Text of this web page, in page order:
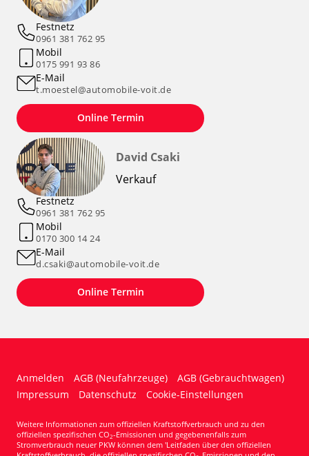
Festnetz
0961 381 762 95
Mobil
0175 991 93 86
E-Mail
t.moestel@automobile-voit.de
Online Termin
David Csaki
Verkauf
Festnetz
0961 381 762 95
Mobil
0170 300 14 24
E-Mail
d.csaki@automobile-voit.de
Online Termin
Anmelden AGB (Neufahrzeuge)
AGB (Gebrauchtwagen)
Impressum
Datenschutz Cookie-Einstellungen
Weitere Informationen zum offiziellen Kraftstoffverbrauch und zu den
offiziellen spezifischen CO2-Emissionen und gegebenenfalls zum
Stromverbrauch neuer PKW können dem 'Leitfaden über den offiziellen